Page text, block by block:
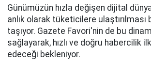
Günümüzün hızla değişen dijital
anlık olarak tüketicilere ulaştırılması
taşıyor. Gazete Favori'nin de bu
sağlayarak, hızlı ve doğru habercilik
edeceği bekleniyor.